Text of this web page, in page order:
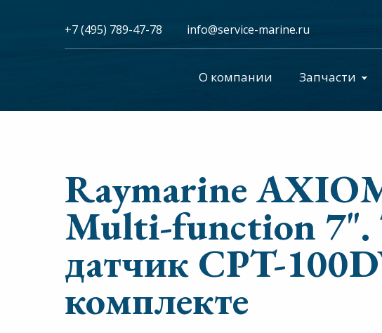
+7 (495) 789-47-78 info@service-marine.ru​​
О компании Запчасти
Raymarine
Multi-function 7".
датчик CPT-
комплекте